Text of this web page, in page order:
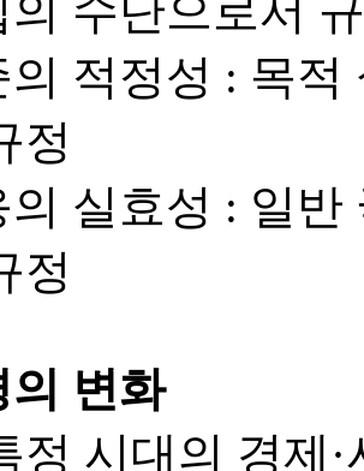
의 수단으로서
의 적정성 : 목
정
의 실효성 : 일
정
의 변화
정 시대의 경제